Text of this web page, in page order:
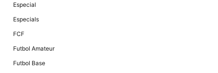
Especial
Especials
FCF
Futbol Amateur
Futbol Base